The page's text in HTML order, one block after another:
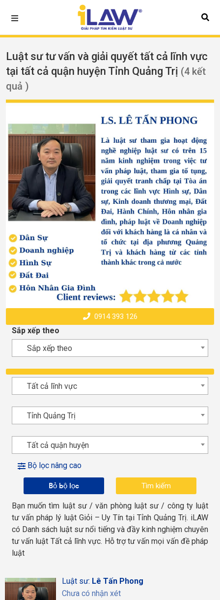
Luật sư tư vấn và giải quyết tất cả lĩnh vực
tại tất cả quận huyện Tỉnh Quảng Trị (4 kết
quả )
0914 393 126
Sắp xếp theo
Sắp xếp theo
Tất cả lĩnh vực
Tỉnh Quảng Trị
Tất cả quận huyện
Bộ lọc nâng cao
Bỏ bộ lọc
Bạn muốn tìm luật sư / văn phòng luật sư / công ty luật
tư vấn pháp lý luật Giỏi – Uy Tín tại Tỉnh Quảng Trị. iLAW
có Danh sách luật sư nổi tiếng và đầy kinh nghiệm chuyên
tư vấn luật Tất cả lĩnh vực. Hỗ trợ tư vấn mọi vấn đề pháp
luật
Luật sư: Lê Tấn Phong
Chưa có nhận xét